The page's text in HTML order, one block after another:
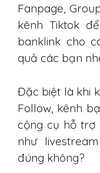
Fanpage,
kênh Tiktok
banklink cho
quả các bạn
Đặc biệt là khi
Follow, kênh
cộng cụ hỗ trợ
như
đúng không?